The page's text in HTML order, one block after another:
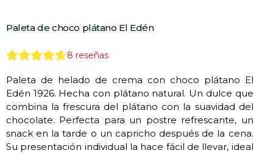
Paleta de choco plátano El Edén
8 reseñas
Paleta de helado de crema con choco plátano El
Edén 1926. Hecha con plátano natural. Un dulce que
combina la frescura del plátano con la suavidad del
chocolate. Perfecta para un postre refrescante, un
snack en la tarde o un capricho después de la cena.
Su presentación individual la hace fácil de llevar, ideal